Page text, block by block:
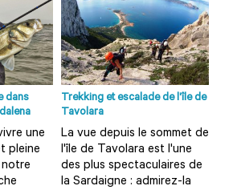
dans
une
pleine
Trekking et escalade de l'île de
Tavolara
La vue depuis le sommet de
l'île de Tavolara est l'une
des plus spectaculaires de
la Sardaigne : admirez-la